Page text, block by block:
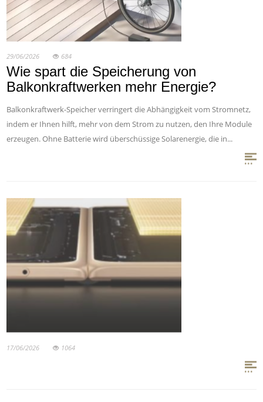
29/06/2026 684
Wie spart die Speicherung von
Balkonkraftwerken mehr Energie?
Balkonkraftwerk-Speicher verringert die Abhängigkeit vom Stromnetz,
indem er Ihnen hilft, mehr von dem Strom zu nutzen, den Ihre Module
erzeugen. Ohne Batterie wird überschüssige Solarenergie, die in...
17/06/2026 1064